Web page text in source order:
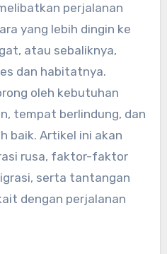
perjalanan
yang lebih dingin ke
atau sebaliknya,
dan habitatnya.
oleh kebutuhan
tempat berlindung, dan
baik. Artikel ini akan
rusa, faktor-faktor
serta tantangan
dengan perjalanan